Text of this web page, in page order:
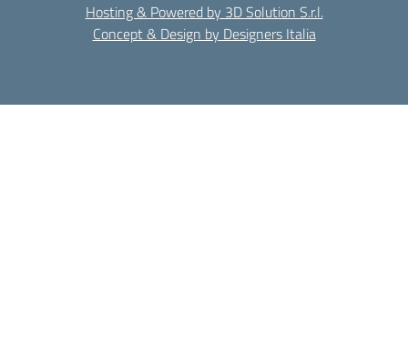
Hosting & Powered by 3D Solution S.r.l.
Concept & Design by Designers Italia